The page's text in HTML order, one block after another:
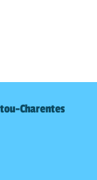
Charentes